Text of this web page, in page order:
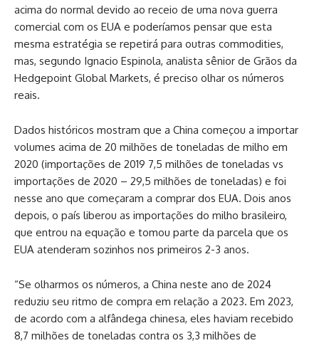
acima do normal devido ao receio de uma nova guerra
comercial com os EUA e poderíamos pensar que esta
mesma estratégia se repetirá para outras commodities,
mas, segundo Ignacio Espinola, analista sênior de Grãos da
Hedgepoint Global Markets, é preciso olhar os números
reais.
Dados históricos mostram que a China começou a importar
volumes acima de 20 milhões de toneladas de milho em
2020 (importações de 2019 7,5 milhões de toneladas vs
importações de 2020 – 29,5 milhões de toneladas) e foi
nesse ano que começaram a comprar dos EUA. Dois anos
depois, o país liberou as importações do milho brasileiro,
que entrou na equação e tomou parte da parcela que os
EUA atenderam sozinhos nos primeiros 2-3 anos.
“Se olharmos os números, a China neste ano de 2024
reduziu seu ritmo de compra em relação a 2023. Em 2023,
de acordo com a alfândega chinesa, eles haviam recebido
8,7 milhões de toneladas contra os 3,3 milhões de